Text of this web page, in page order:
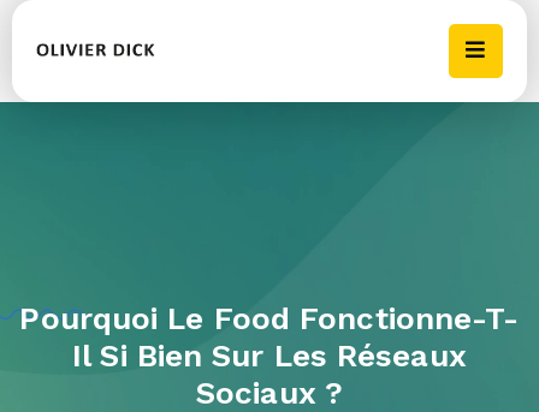
Pourquoi Le Food Fonctionne-T-
Il Si Bien Sur Les Réseaux
Sociaux ?